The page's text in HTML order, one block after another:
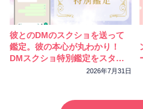
彼とのDMのスクショを送って
鑑定。彼の本心が丸わかり！
DMスクショ特別鑑定をスター
2026年7月31日